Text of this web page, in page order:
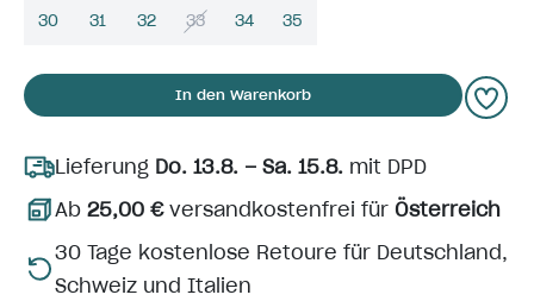
30 31 32 33 34 35
In den Warenkorb
Lieferung Do. 13.8. – Sa. 15.8. mit DPD
Ab 25,00 €versandkostenfrei für Österreich
30 Tage kostenlose Retoure für Deutschland,
Schweiz und Italien